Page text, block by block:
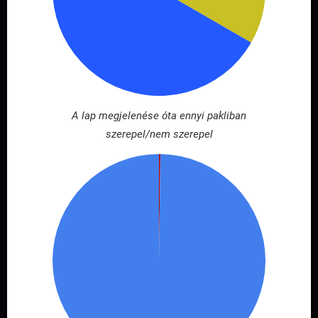
A lap megjelenése óta ennyi pakliban
szerepel/nem szerepel